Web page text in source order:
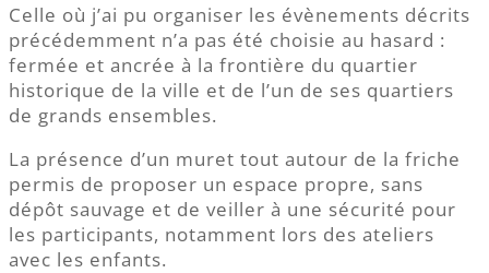
Celle où j’ai pu organiser les évènements décrits
précédemment n’a pas été choisie au hasard :
fermée et ancrée à la frontière du quartier
historique de la ville et de l’un de ses quartiers
de grands ensembles.
La présence d’un muret tout autour de la friche
permis de proposer un espace propre, sans
dépôt sauvage et de veiller à une sécurité pour
les participants, notamment lors des ateliers
avec les enfants.